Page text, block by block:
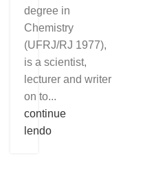
degree in
Chemistry
(UFRJ/RJ 1977),
is a scientist,
lecturer and writer
on to...
continue
lendo